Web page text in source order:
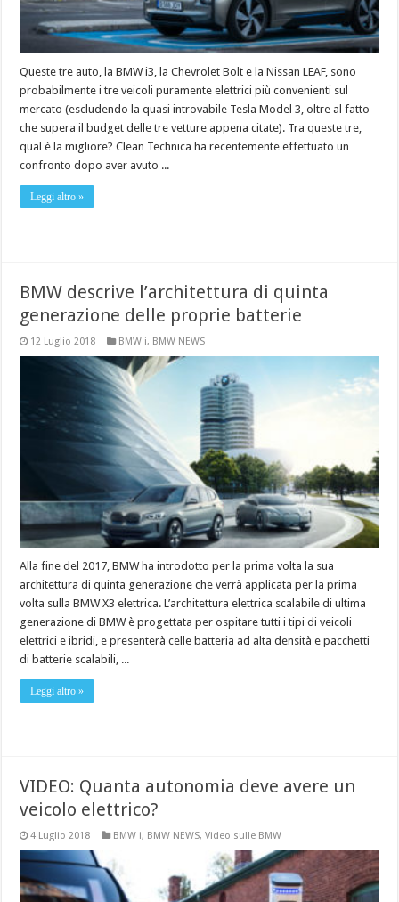
Queste tre auto, la BMW i3, la Chevrolet Bolt e la Nissan LEAF, sono
probabilmente i tre veicoli puramente elettrici più convenienti sul
mercato (escludendo la quasi introvabile Tesla Model 3, oltre al fatto
che supera il budget delle tre vetture appena citate). Tra queste tre,
qual è la migliore? Clean Technica ha recentemente effettuato un
confronto dopo aver avuto ...
Leggi altro »
BMW descrive l’architettura di quinta
generazione delle proprie batterie
12 Luglio 2018 BMW i, BMW NEWS
Alla fine del 2017, BMW ha introdotto per la prima volta la sua
architettura di quinta generazione che verrà applicata per la prima
volta sulla BMW X3 elettrica. L’architettura elettrica scalabile di ultima
generazione di BMW è progettata per ospitare tutti i tipi di veicoli
elettrici e ibridi, e presenterà celle batteria ad alta densità e pacchetti
di batterie scalabili, ...
Leggi altro »
VIDEO: Quanta autonomia deve avere un
veicolo elettrico?
4 Luglio 2018 BMW i, BMW NEWS,Video sulle BMW